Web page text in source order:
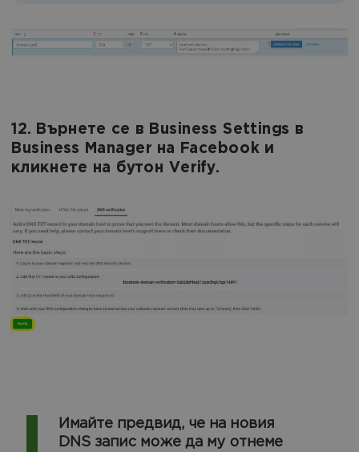
12. Върнете се в Business Settings в
Business Manager на Facebook и
кликнете на бутон Verify.
Имайте предвид, че на новия
DNS запис може да му отнеме